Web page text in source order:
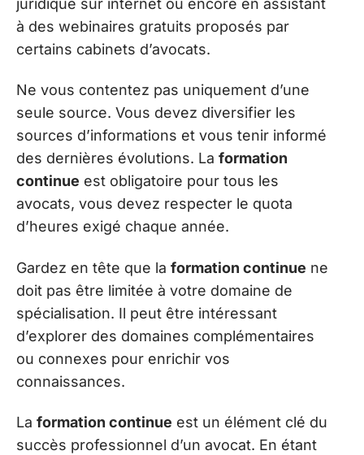
à des webinaires gratuits proposés par
certains cabinets d’avocats.
Ne vous contentez pas uniquement d’une
seule source. Vous devez diversifier les
sources d’informations et vous tenir informé
des dernières évolutions. La formation
continue est obligatoire pour tous les
avocats, vous devez respecter le quota
d’heures exigé chaque année.
Gardez en tête que la formation continue ne
doit pas être limitée à votre domaine de
spécialisation. Il peut être intéressant
d’explorer des domaines complémentaires
ou connexes pour enrichir vos
connaissances.
La formation continue est un élément clé du
succès professionnel d’un avocat. En étant